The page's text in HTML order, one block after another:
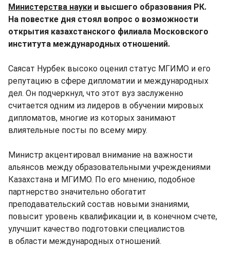
Министерства науки и высшего образования РК.
На повестке дня стоял вопрос о возможности
открытия казахстанского филиала Московского
института международных отношений.
Саясат Нурбек высоко оценил статус МГИМО и его
репутацию в сфере дипломатии и международных
дел. Он подчеркнул, что этот вуз заслуженно
считается одним из лидеров в обучении мировых
дипломатов, многие из которых занимают
влиятельные посты по всему миру.
Министр акцентировал внимание на важности
альянсов между образовательными учреждениями
Казахстана и МГИМО. По его мнению, подобное
партнерство значительно обогатит
преподавательский состав новыми знаниями,
повысит уровень квалификации и, в конечном счете,
улучшит качество подготовки специалистов
в области международных отношений.